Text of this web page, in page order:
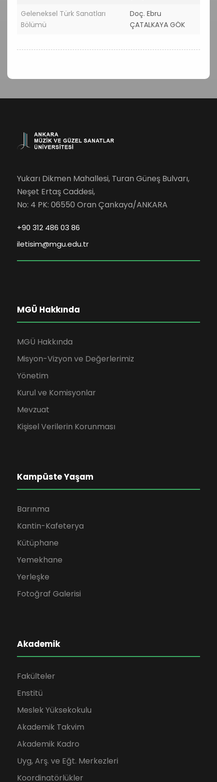
Geleneksel Türk Sanatları
Bölümü
Doç. Ebru
ÇATALKAYA GÖK
Yukarı Dikmen Mahallesi, Turan Güneş Bulvarı,
Neşet Ertaş Caddesi,
No: 4 PK: 06550 Oran Çankaya/ANKARA
+90 312 486 03 86
iletisim@mgu.edu.tr
MGÜ Hakkında
MGÜ Hakkında
Misyon-Vizyon ve Değerlerimiz
Yönetim
Kurul ve Komisyonlar
Mevzuat
Kişisel Verilerin Korunması
Kampüste Yaşam
Barınma
Kantin-Kafeterya
Kütüphane
Yemekhane
Yerleşke
Fotoğraf Galerisi
Akademik
Fakülteler
Enstitü
Meslek Yüksekokulu
Akademik Takvim
Akademik Kadro
Uyg, Arş. ve Eğt. Merkezleri
Koordinatörlükler